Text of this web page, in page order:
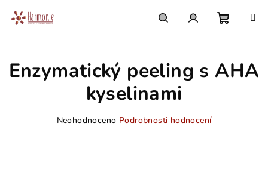
obsah
košík
Enzymatický peeling s AHA
kyselinami
Průměrné
Neohodnoceno Podrobnosti hodnocení